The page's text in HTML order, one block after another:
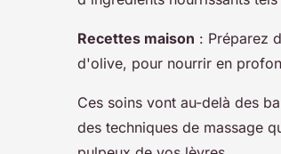
Recettes maison : Préparez
d'olive, pour nourrir en
Ces soins vont au-delà des
des techniques de massage